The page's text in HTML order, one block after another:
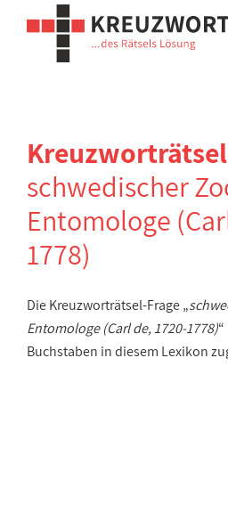
schwedischer
Entomologe
1778)
Die Kreuzworträtsel-Frage „
Entomologe (Carl de, 1720-1778)
Buchstaben in diesem Lexikon